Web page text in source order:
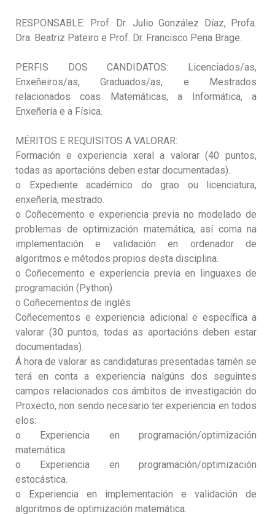
RESPONSABLE: Prof. Dr. Julio González Díaz, Profa.
Dra. Beatriz Pateiro e Prof. Dr. Francisco Pena Brage.
PERFIS DOS CANDIDATOS: Licenciados/as,
Enxeñeiros/as, Graduados/as, e Mestrados
relacionados coas Matemáticas, a Informática, a
Enxeñería e a Física.
MÉRITOS E REQUISITOS A VALORAR:
Formación e experiencia xeral a valorar (40 puntos,
todas as aportacións deben estar documentadas).
o Expediente académico do grao ou licenciatura,
enxeñería, mestrado.
o Coñecemento e experiencia previa no modelado de
problemas de optimización matemática, así coma na
implementación e validación en ordenador de
algoritmos e métodos propios desta disciplina.
o Coñecemento e experiencia previa en linguaxes de
programación (Python).
o Coñecementos de inglés
Coñecementos e experiencia adicional e específica a
valorar (30 puntos, todas as aportacións deben estar
documentadas).
Á hora de valorar as candidaturas presentadas tamén se
terá en conta a experiencia nalgúns dos seguintes
campos relacionados cos ámbitos de investigación do
Proxecto, non sendo necesario ter experiencia en todos
elos:
o Experiencia en programación/optimización
matemática.
o Experiencia en programación/optimización
estocástica.
o Experiencia en implementación e validación de
algoritmos de optimización matemática.